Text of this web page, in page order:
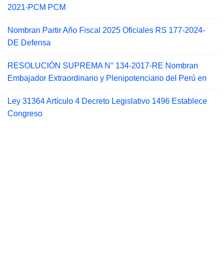
2021-PCM PCM
Nombran Partir Año Fiscal 2025 Oficiales RS 177-2024-
DE Defensa
RESOLUCIÓN SUPREMA N° 134-2017-RE Nombran
Embajador Extraordinario y Plenipotenciario del Perú en
Ley 31364 Artículo 4 Decreto Legislativo 1496 Establece
Congreso